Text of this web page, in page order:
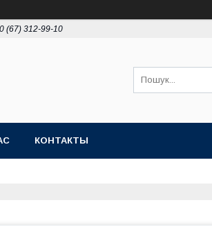
(67) 312-99-10
КОНТАКТЫ